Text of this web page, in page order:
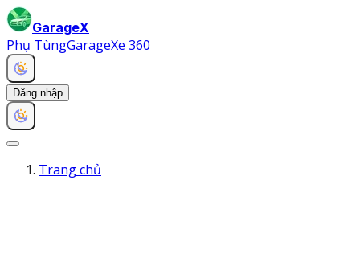
GarageX
Phụ TùngGarageXe 360
Đăng nhập
Trang chủ